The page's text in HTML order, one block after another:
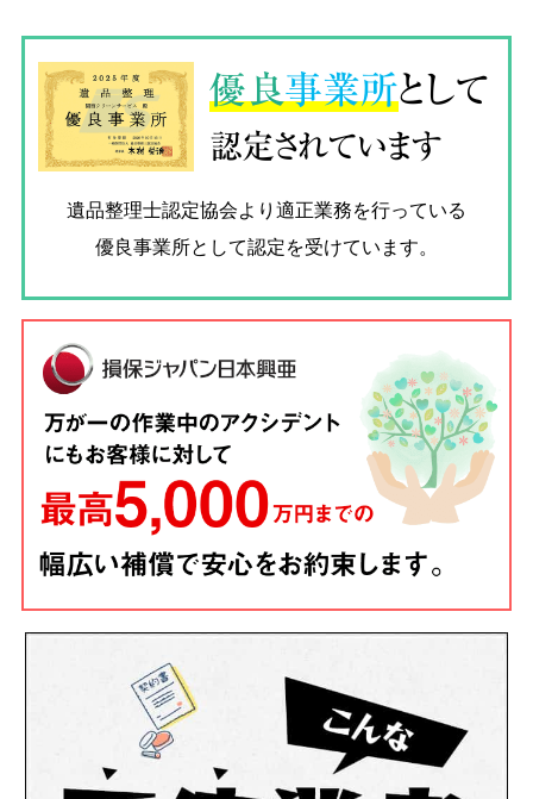
優良事業所として
認定されています
遺品整理士認定協会より適正業務を行っている
優良事業所として認定を受けています。